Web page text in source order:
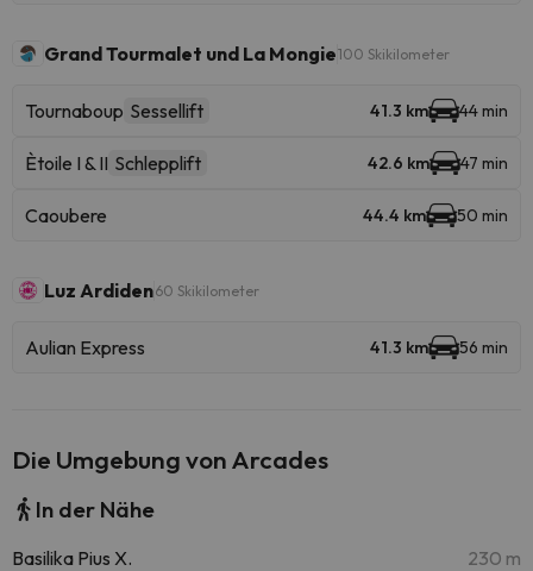
Grand Tourmalet und La Mongie100 Skikilometer
Tournaboup Sessellift 41.3 km 44 min
Ètoile I & II Schlepplift 42.6 km 47 min
Caoubere 44.4 km 50 min
Luz Ardiden60 Skikilometer
Aulian Express 41.3 km 56 min
Die Umgebung von Arcades
In der Nähe
Basilika Pius X. 230 m